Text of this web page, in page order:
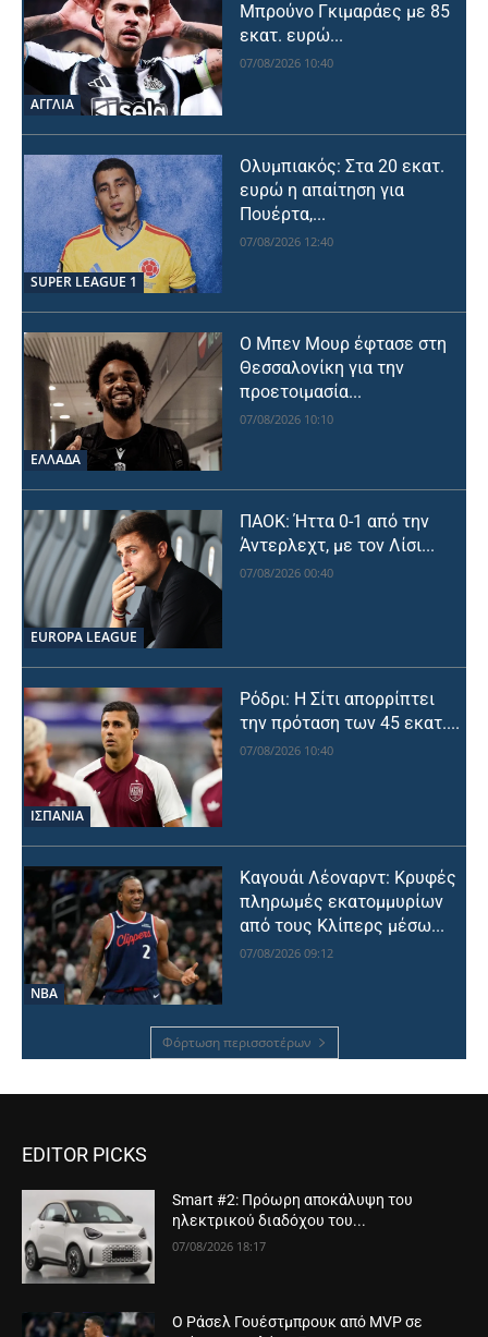
ΑΓΓΛΙΑ
Μπρούνο Γκιμαράες με 85
εκατ. ευρώ...
07/08/2026 10:40
SUPER LEAGUE 1
Ολυμπιακός: Στα 20 εκατ.
ευρώ η απαίτηση για
Πουέρτα,...
07/08/2026 12:40
ΕΛΛΑΔΑ
Ο Μπεν Μουρ έφτασε στη
Θεσσαλονίκη για την
προετοιμασία...
07/08/2026 10:10
EUROPA LEAGUE
ΠΑΟΚ: Ήττα 0-1 από την
Άντερλεχτ, με τον Λίσι...
07/08/2026 00:40
ΙΣΠΑΝΙΑ
Ρόδρι: Η Σίτι απορρίπτει
την πρόταση των 45 εκατ....
07/08/2026 10:40
NBA
Καγουάι Λέοναρντ: Κρυφές
πληρωμές εκατομμυρίων
από τους Κλίπερς μέσω...
07/08/2026 09:12
Φόρτωση περισσοτέρων
EDITOR PICKS
Smart #2: Πρόωρη αποκάλυψη του
ηλεκτρικού διαδόχου του...
07/08/2026 18:17
Ο Ράσελ Γουέστμπρουκ από MVP σε